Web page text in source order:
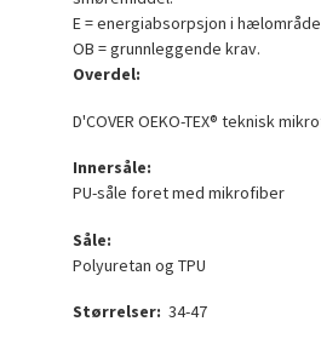
E = energiabsorpsjon i
OB = grunnleggende krav.
Overdel:
D'COVER OEKO-TEX® teknisk
Innersåle:
PU-såle foret med mikrofiber
Såle:
Polyuretan og TPU
Størrelser: 34-47